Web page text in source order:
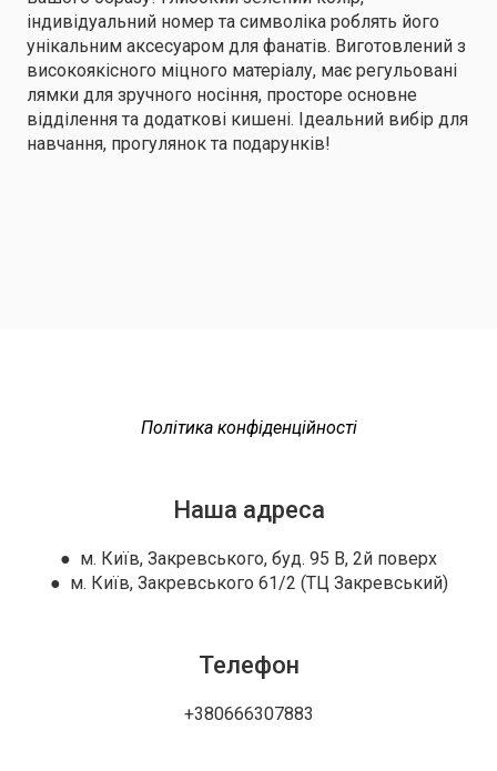
індивідуальний номер та символіка роблять його
унікальним аксесуаром для фанатів. Виготовлений з
високоякісного міцного матеріалу, має регульовані
лямки для зручного носіння, просторе основне
відділення та додаткові кишені. Ідеальний вибір для
навчання, прогулянок та подарунків!
Політика конфіденційності
Наша адреса
● м. Київ, Закревського, буд. 95 В, 2й поверх
● м. Київ, Закревського 61/2 (ТЦ Закревський)
Телефон
+380666307883